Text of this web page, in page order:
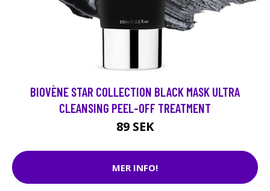
BIOVÈNE STAR COLLECTION BLACK MASK ULTRA
CLEANSING PEEL-OFF TREATMENT
89 SEK
MER INFO!